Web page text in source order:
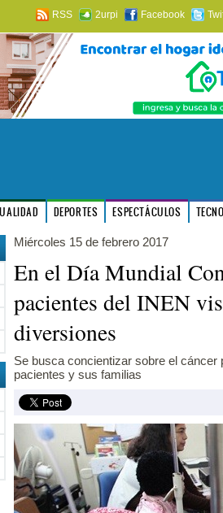
RSS 2urpi Facebook
DEPORTES ESPECTÁCULOS
Miércoles 15 de febrero 2017
En el Día Mundial
pacientes del INEN
diversiones
Se busca concientizar sobre el
pacientes y sus familias